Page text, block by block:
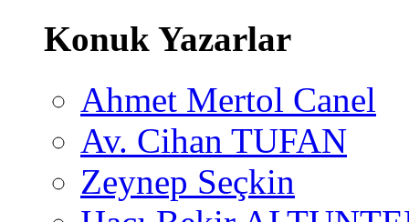
Konuk Yazarlar
Ahmet Mertol Canel
Av. Cihan TUFAN
Zeynep Seçkin